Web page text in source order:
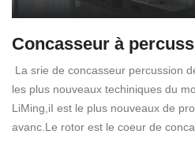
Concasseur à
La srie de concasseur percussion
les plus nouveaux techiniques du
LiMing,iI est le plus nouveaux de
avanc.Le rotor est le coeur de